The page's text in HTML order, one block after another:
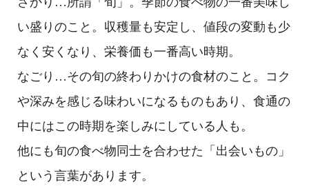
い盛りのこと。収穫量も安定し、値段の変動も少
なく安くなり、栄養価も一番高い時期。
なごり…その旬の終わりかけの食材のこと。コク
や深みを感じる味わいになるものもあり、食通の
中にはこの時期を楽しみにしている人も。
他にも旬の食べ物同士を合わせた「出会いもの」
という言葉があります。